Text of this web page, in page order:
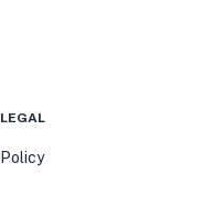
LEGAL
Policy